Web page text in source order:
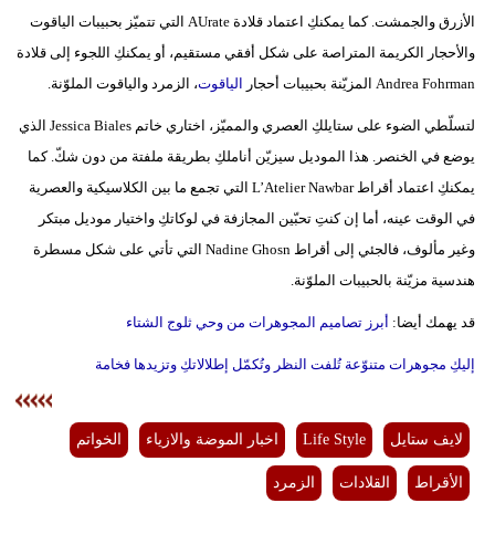
الأزرق والجمشت. كما يمكنكِ اعتماد قلادة AUrate التي تتميّز بحبيبات الياقوت
والأحجار الكريمة المتراصة على شكل أفقي مستقيم، أو يمكنكِ اللجوء إلى قلادة
Andrea Fohrman المزيّنة بحبيبات أحجار
الياقوت، الزمرد والياقوت الملوّنة.
لتسلّطي الضوء على ستايلكِ العصري والمميّز، اختاري خاتم Jessica Biales الذي
يوضع في الخنصر. هذا الموديل سيزيّن أناملكِ بطريقة ملفتة من دون شكّ. كما
يمكنكِ اعتماد أقراط L’Atelier Nawbar التي تجمع ما بين الكلاسيكية والعصرية
في الوقت عينه، أما إن كنتِ تحبّين المجازفة في لوكاتكِ واختيار موديل مبتكر
وغير مألوف، فالجئي إلى أقراط Nadine Ghosn التي تأتي على شكل مسطرة
هندسية مزيّنة بالحبيبات الملوّنة.
قد يهمك أيضا: أبرز تصاميم المجوهرات من وحي ثلوج الشتاء
إليكِ مجوهرات متنوّعة تُلفت النظر وتُكمّل إطلالاتكِ وتزيدها فخامة
لايف ستايل Life Style اخبار الموضة والازياء الخواتم
الأقراط القلادات الزمرد